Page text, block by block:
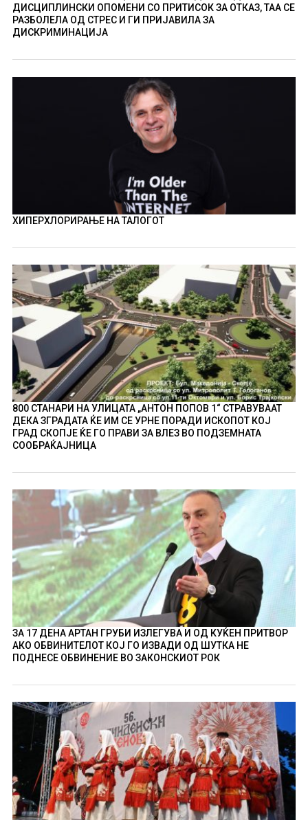
ДИСЦИПЛИНСКИ ОПОМЕНИ СО ПРИТИСОК ЗА ОТКАЗ, ТАА СЕ
РАЗБОЛЕЛА ОД СТРЕС И ГИ ПРИЈАВИЛА ЗА
ДИСКРИМИНАЦИЈА
ХИПЕРХЛОРИРАЊЕ НА ТАЛОГОТ
800 СТАНАРИ НА УЛИЦАТА „АНТОН ПОПОВ 1“ СТРАВУВААТ
ДЕКА ЗГРАДАТА ЌЕ ИМ СЕ УРНЕ ПОРАДИ ИСКОПОТ КОЈ
ГРАД СКОПЈЕ ЌЕ ГО ПРАВИ ЗА ВЛЕЗ ВО ПОДЗЕМНАТА
СООБРАЌАЈНИЦА
ЗА 17 ДЕНА АРТАН ГРУБИ ИЗЛЕГУВА И ОД КУЌЕН ПРИТВОР
АКО ОБВИНИТЕЛОТ КОЈ ГО ИЗВАДИ ОД ШУТКА НЕ
ПОДНЕСЕ ОБВИНЕНИЕ ВО ЗАКОНСКИОТ РОК